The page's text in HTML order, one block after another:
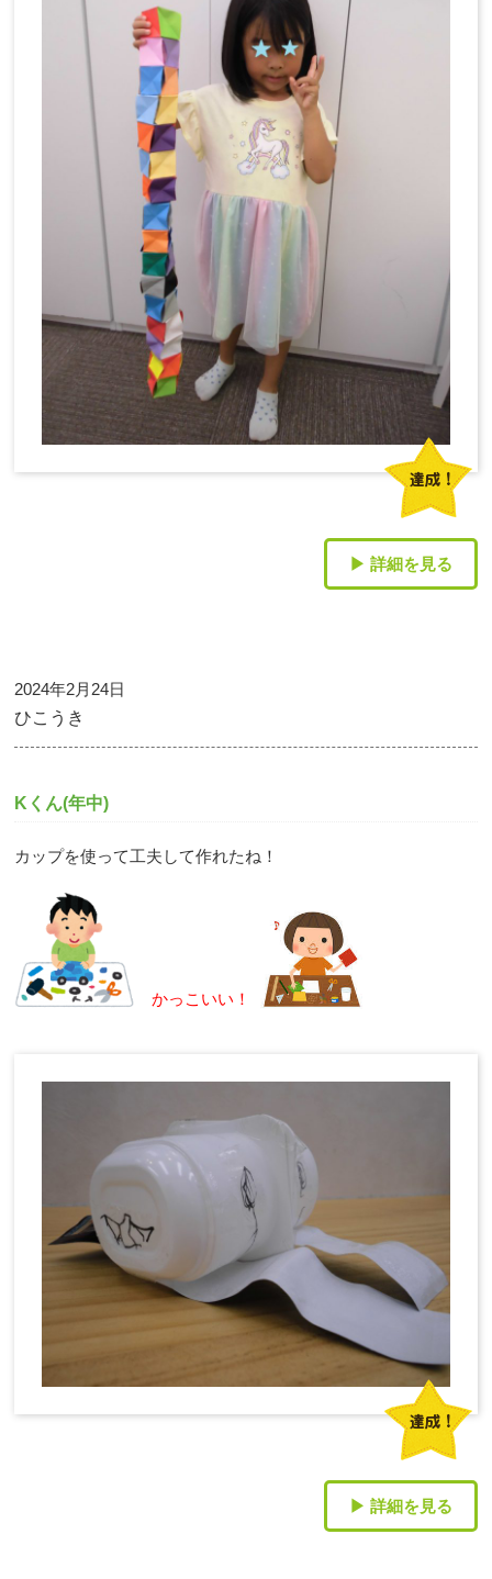
▶ 詳細を見る
2024年2月24日
ひこうき
Kくん(年中)
カップを使って工夫して作れたね！
かっこいい！
▶ 詳細を見る